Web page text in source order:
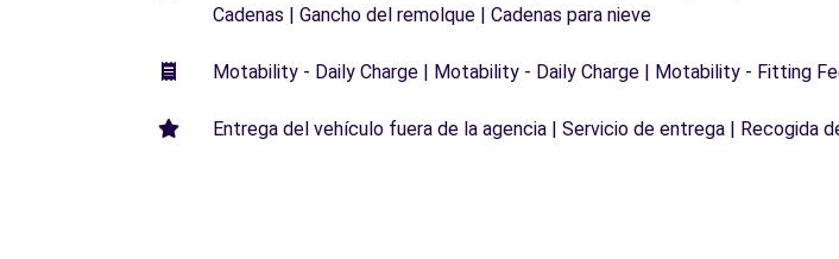
Cadenas | Gancho del remolque | Cadenas para nieve
Motability - Daily Charge | Motability - Daily Charge | Motability - Fitting
Entrega del vehículo fuera de la agencia | Servicio de entrega | Recogida